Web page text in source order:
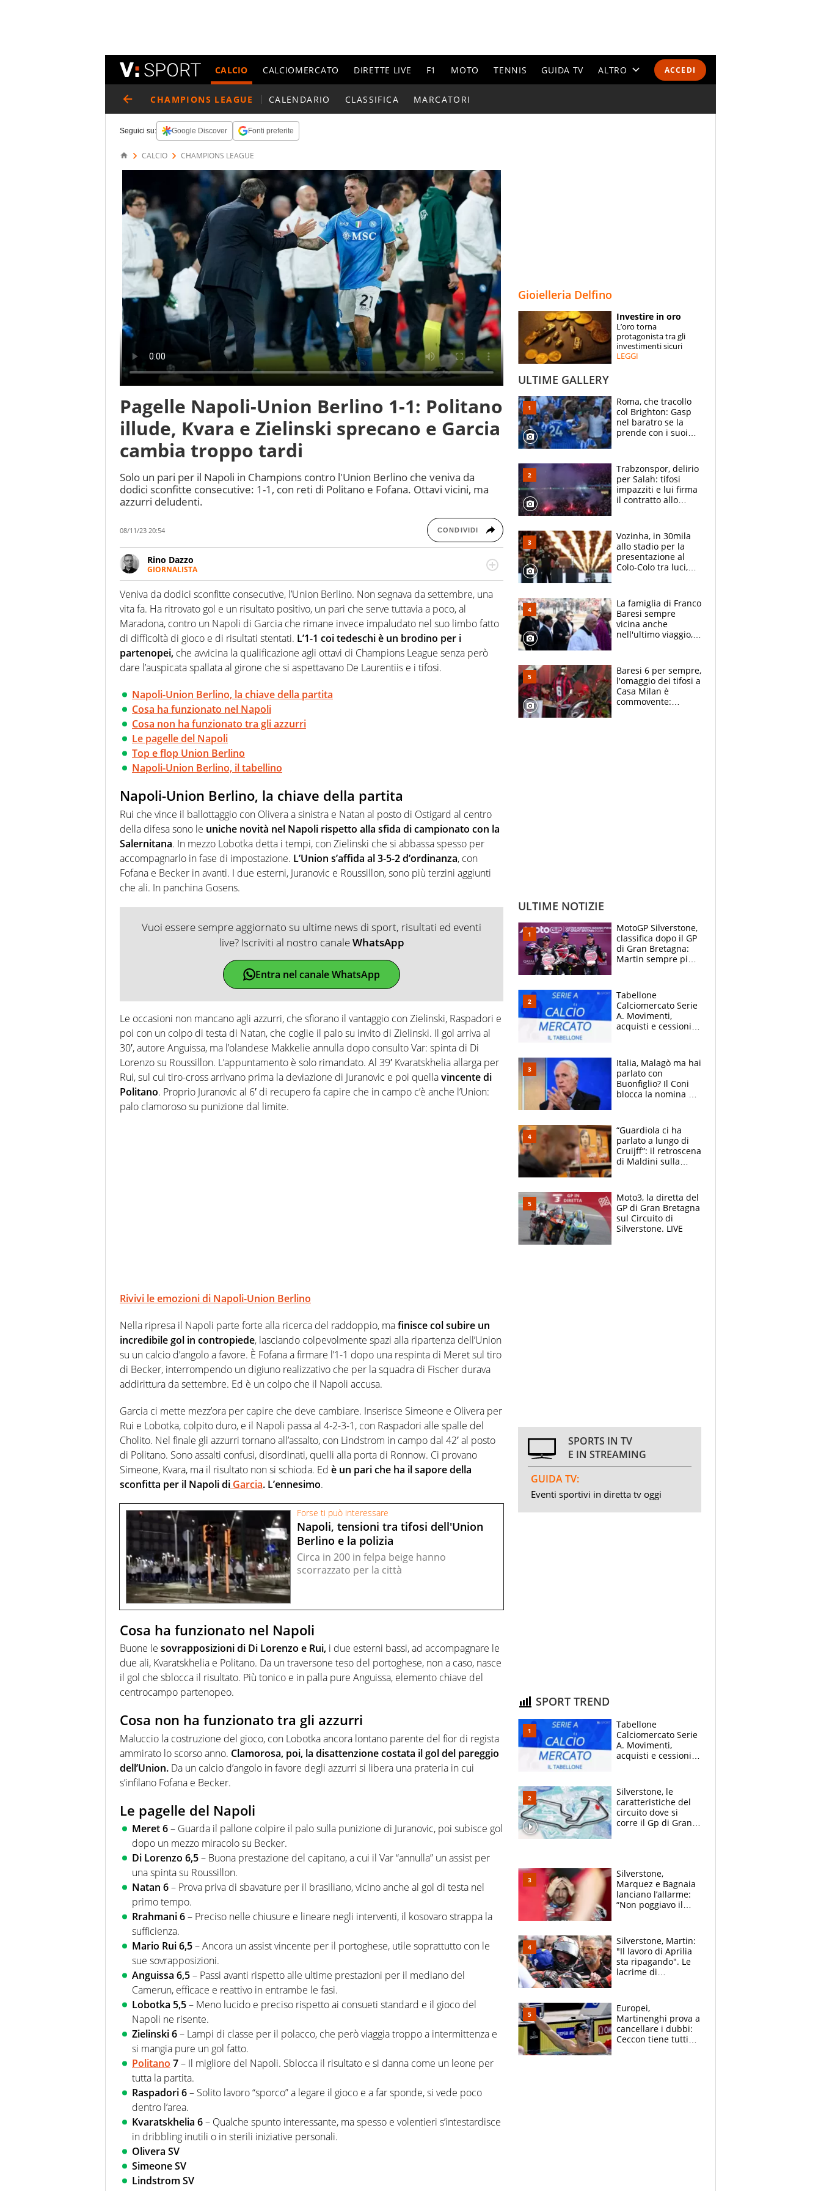
ACCEDI
CALCIO CALCIOMERCATO DIRETTE LIVE F1 MOTO TENNIS GUIDA TV ALTRO
ESPERTI
CONTATTI
CHAMPIONS LEAGUE CALENDARIO CLASSIFICA MARCATORI
Seguici su: Google Discover Fonti preferite
CALCIO CHAMPIONS LEAGUE
Pagelle Napoli-Union Berlino 1-1: Politano
illude, Kvara e Zielinski sprecano e Garcia
cambia troppo tardi
Solo un pari per il Napoli in Champions contro l'Union Berlino che veniva da
dodici sconfitte consecutive: 1-1, con reti di Politano e Fofana. Ottavi vicini, ma
azzurri deludenti.
08/11/23 20:54 CONDIVIDI
Rino Dazzo
GIORNALISTA
Se mai ci fosse modo di traslare il glossario del calcio in una nicchia di esperti, lui ne
farebbe parte. Non si perde una svista arbitrale né gli umori social del mondo delle
curve
Veniva da dodici sconfitte consecutive, l’Union Berlino. Non segnava da settembre, una
vita fa. Ha ritrovato gol e un risultato positivo, un pari che serve tuttavia a poco, al
Maradona, contro un Napoli di Garcia che rimane invece impaludato nel suo limbo fatto
di difficoltà di gioco e di risultati stentati. L’1-1 coi tedeschi è un brodino per i
partenopei, che avvicina la qualificazione agli ottavi di Champions League senza però
dare l’auspicata spallata al girone che si aspettavano De Laurentiis e i tifosi.
Napoli-Union Berlino, la chiave della partita
Cosa ha funzionato nel Napoli
Cosa non ha funzionato tra gli azzurri
Le pagelle del Napoli
Top e flop Union Berlino
Napoli-Union Berlino, il tabellino
Napoli-Union Berlino, la chiave della partita
Rui che vince il ballottaggio con Olivera a sinistra e Natan al posto di Ostigard al centro
della difesa sono le uniche novità nel Napoli rispetto alla sfida di campionato con la
Salernitana. In mezzo Lobotka detta i tempi, con Zielinski che si abbassa spesso per
accompagnarlo in fase di impostazione. L’Union s’affida al 3-5-2 d’ordinanza, con
Fofana e Becker in avanti. I due esterni, Juranovic e Roussillon, sono più terzini aggiunti
che ali. In panchina Gosens.
Vuoi essere sempre aggiornato su ultime news di sport, risultati ed eventi
live? Iscriviti al nostro canaleWhatsApp
Entra nel canale WhatsApp
Le occasioni non mancano agli azzurri, che sfiorano il vantaggio con Zielinski, Raspadori e
poi con un colpo di testa di Natan, che coglie il palo su invito di Zielinski. Il gol arriva al
30′, autore Anguissa, ma l’olandese Makkelie annulla dopo consulto Var: spinta di Di
Lorenzo su Roussillon. L’appuntamento è solo rimandato. Al 39′ Kvaratskhelia allarga per
Rui, sul cui tiro-cross arrivano prima la deviazione di Juranovic e poi quellavincente di
Politano. Proprio Juranovic al 6′ di recupero fa capire che in campo c’è anche l’Union:
palo clamoroso su punizione dal limite.
Rivivi le emozioni di Napoli-Union Berlino
Nella ripresa il Napoli parte forte alla ricerca del raddoppio, mafinisce col subire un
incredibile gol in contropiede, lasciando colpevolmente spazi alla ripartenza dell’Union
su un calcio d’angolo a favore. È Fofana a firmare l’1-1 dopo una respinta di Meret sul tiro
di Becker, interrompendo un digiuno realizzativo che per la squadra di Fischer durava
addirittura da settembre. Ed è un colpo che il Napoli accusa.
Garcia ci mette mezz’ora per capire che deve cambiare. Inserisce Simeone e Olivera per
Rui e Lobotka, colpito duro, e il Napoli passa al 4-2-3-1, con Raspadori alle spalle del
Cholito. Nel finale gli azzurri tornano all’assalto, con Lindstrom in campo dal 42′ al posto
di Politano. Sono assalti confusi, disordinati, quelli alla porta di Ronnow. Ci provano
Simeone, Kvara, ma il risultato non si schioda. Ed è un pari che ha il sapore della
sconfitta per il Napoli di Garcia. L’ennesimo.
Forse ti può interessare
Napoli, tensioni tra tifosi dell'Union
Berlino e la polizia
Circa in 200 in felpa beige hanno
scorrazzato per la città
Cosa ha funzionato nel Napoli
Buone le sovrapposizioni di Di Lorenzo e Rui, i due esterni bassi, ad accompagnare le
due ali, Kvaratskhelia e Politano. Da un traversone teso del portoghese, non a caso, nasce
il gol che sblocca il risultato. Più tonico e in palla pure Anguissa, elemento chiave del
centrocampo partenopeo.
Cosa non ha funzionato tra gli azzurri
Maluccio la costruzione del gioco, con Lobotka ancora lontano parente del fior di regista
ammirato lo scorso anno. Clamorosa, poi, la disattenzione costata il gol del pareggio
dell’Union. Da un calcio d’angolo in favore degli azzurri si libera una prateria in cui
s’infilano Fofana e Becker.
Le pagelle del Napoli
Meret 6– Guarda il pallone colpire il palo sulla punizione di Juranovic, poi subisce gol
dopo un mezzo miracolo su Becker.
Di Lorenzo 6,5– Buona prestazione del capitano, a cui il Var “annulla” un assist per
una spinta su Roussillon.
Natan 6– Prova priva di sbavature per il brasiliano, vicino anche al gol di testa nel
primo tempo.
Rrahmani 6– Preciso nelle chiusure e lineare negli interventi, il kosovaro strappa la
sufficienza.
Mario Rui 6,5– Ancora un assist vincente per il portoghese, utile soprattutto con le
sue sovrapposizioni.
Anguissa 6,5– Passi avanti rispetto alle ultime prestazioni per il mediano del
Camerun, efficace e reattivo in entrambe le fasi.
Lobotka 5,5– Meno lucido e preciso rispetto ai consueti standard e il gioco del
Napoli ne risente.
Zielinski 6– Lampi di classe per il polacco, che però viaggia troppo a intermittenza e
si mangia pure un gol fatto.
Politano 7– Il migliore del Napoli. Sblocca il risultato e si danna come un leone per
tutta la partita.
Raspadori 6– Solito lavoro “sporco” a legare il gioco e a far sponde, si vede poco
dentro l’area.
Kvaratskhelia 6– Qualche spunto interessante, ma spesso e volentieri s’intestardisce
in dribbling inutili o in sterili iniziative personali.
Olivera SV
Simeone SV
Lindstrom SV
Gioielleria Delfino
Investire in oro
L’oro torna
protagonista tra gli
investimenti sicuri
LEGGI
ULTIME GALLERY
Roma, che tracollo
col Brighton: Gasp
nel baratro se la
prende con i suoi
Trabzonspor, delirio
per Salah: tifosi
impazziti e lui firma
il contratto allo
Vozinha, in 30mila
allo stadio per la
presentazione al
Colo-Colo tra luci,
La famiglia di Franco
Baresi sempre
vicina anche
nell'ultimo viaggio,
circondati
dall'affetto dei tifosi
Baresi 6 per sempre,
l'omaggio dei tifosi a
Casa Milan è
commovente:
ULTIME NOTIZIE
MotoGP Silverstone,
classifica dopo il GP
di Gran Bretagna:
Martin sempre più
Tabellone
Calciomercato Serie
A. Movimenti,
acquisti e cessioni:
Italia, Malagò ma hai
parlato con
Buonfiglio? Il Coni
blocca la nomina di
“Guardiola ci ha
parlato a lungo di
Cruijff”: il retroscena
di Maldini sulla
Moto3, la diretta del
GP di Gran Bretagna
sul Circuito di
Silverstone. LIVE
SPORTS IN TV
E IN STREAMING
GUIDA TV:
Eventi sportivi in diretta tv oggi
SPORT TREND
Tabellone
Calciomercato Serie
A. Movimenti,
acquisti e cessioni:
Silverstone, le
caratteristiche del
circuito dove si
corre il Gp di Gran
Silverstone,
Marquez e Bagnaia
lanciano l’allarme:
“Non poggiavo il
successo”
Silverstone, Martin:
"Il lavoro di Aprilia
sta ripagando". Le
lacrime di
la gara domani"
Europei,
Martinenghi prova a
cancellare i dubbi:
Ceccon tiene tutti